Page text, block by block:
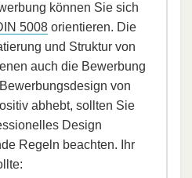
können Sie sich
5008 orientieren. Die
und Struktur von
auch die Bewerbung
von
abhebt, sollten Sie
Design
Regeln beachten. Ihr